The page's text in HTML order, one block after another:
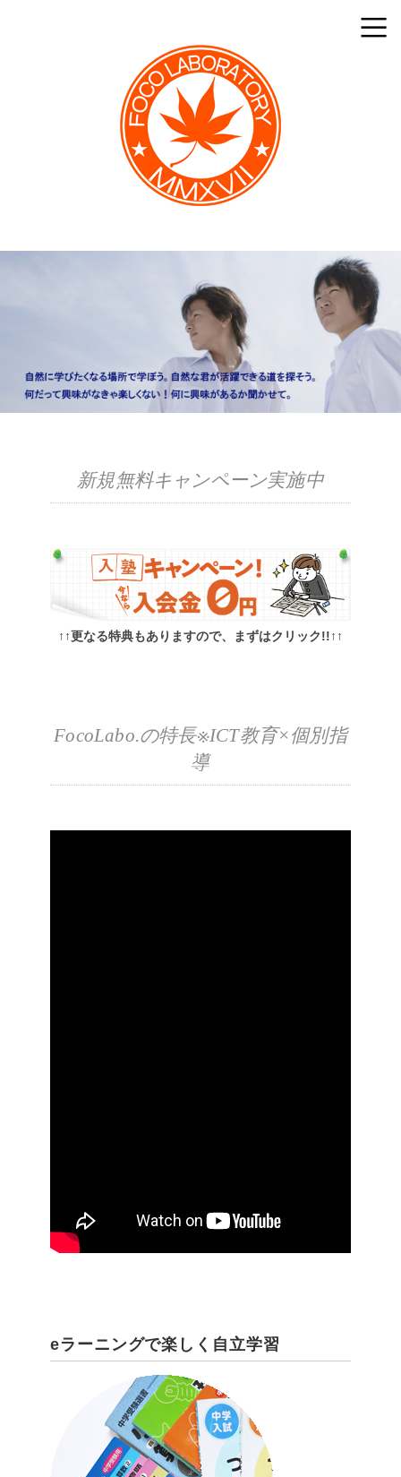
新規無料キャンペーン実施中
↑↑更なる特典もありますので、まずはクリック!!↑↑
FocoLabo.の特長※ICT教育×個別指
導
eラーニングで楽しく自立学習